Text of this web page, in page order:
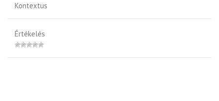
Kontextus
Értékelés